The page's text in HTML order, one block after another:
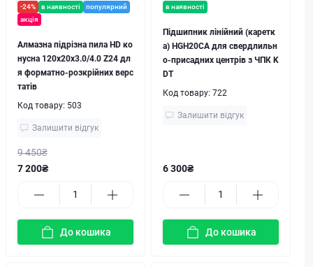
-24% в наявності
популярний
акція
Алмазна підрізна пила HD ко
нусна 120x20x3.0/4.0 Z24 дл
я форматно-розкрійних верс
татів
Код товару: 503
Залишити відгук
9 450₴
7 200₴
До кошика
в наявності
Підшипник лінійний (каретк
а) HGH20CA для свердлильн
о-присадних центрів з ЧПК K
DT
Код товару: 722
Залишити відгук
6 300₴
До кошика